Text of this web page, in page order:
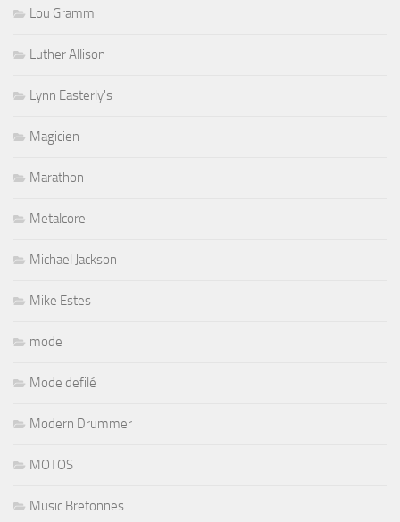
Lou Gramm
Luther Allison
Lynn Easterly's
Magicien
Marathon
Metalcore
Michael Jackson
Mike Estes
mode
Mode defilé
Modern Drummer
MOTOS
Music Bretonnes